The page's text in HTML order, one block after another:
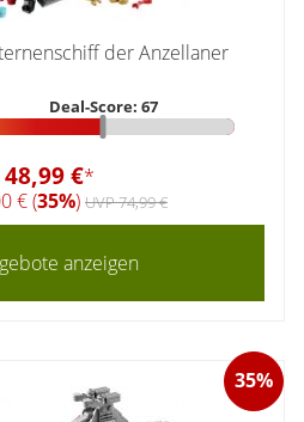
der Anzellaner
Deal-Score: 67
48,99 €*
€ (35%) UVP 74,99 €
anzeigen
35%